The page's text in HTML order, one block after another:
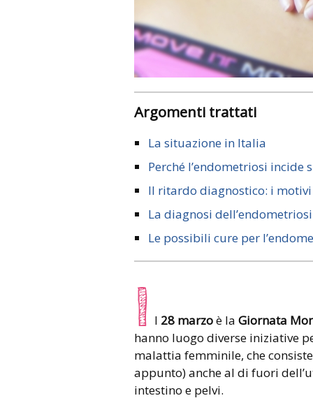
Argomenti trattati
La situazione in Italia
Perché l’endometriosi incide
Il ritardo diagnostico: i motivi
La diagnosi
Le possibili cure per
I l 28 marzoè la Giornata
hanno luogo diverse iniziative
malattia femminile, che
appunto) anche al di fuori
intestino e pelvi.